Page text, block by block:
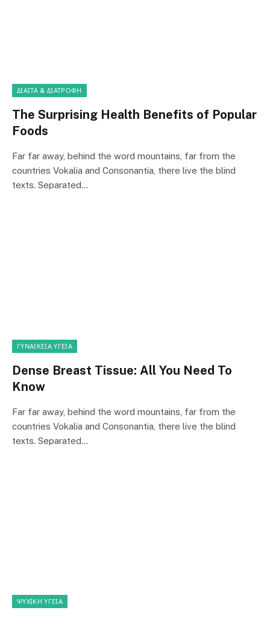
ΔΊΑΙΤΑ & ΔΙΑΤΡΟΦΉ
The Surprising Health Benefits of Popular
Foods
Far far away, behind the word mountains, far from the
countries Vokalia and Consonantia, there live the blind
texts. Separated…
ΓΥΝΑΙΚΕΊΑ ΥΓΕΊΑ
Dense Breast Tissue: All You Need To
Know
Far far away, behind the word mountains, far from the
countries Vokalia and Consonantia, there live the blind
texts. Separated…
ΨΥΧΙΚΉ ΥΓΕΊΑ